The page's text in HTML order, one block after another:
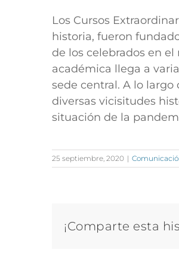
Los Cursos
historia, fueron
de los celebrados en
académica llega a
sede central. A lo largo
diversas vicisitudes
situación de la
25 septiembre, 2020 |
¡Comparte esta